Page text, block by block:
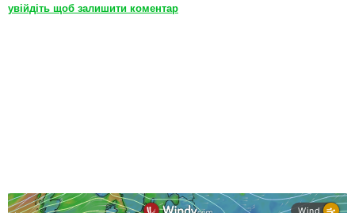
увійдіть щоб залишити коментар